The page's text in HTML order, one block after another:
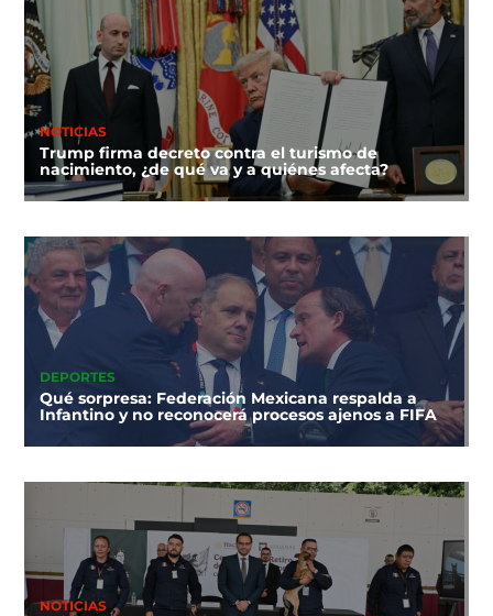
NOTICIAS
Trump firma decreto contra el turismo de
nacimiento, ¿de qué va y a quiénes afecta?
DEPORTES
Qué sorpresa: Federación Mexicana respalda a
Infantino y no reconocerá procesos ajenos a FIFA
NOTICIAS